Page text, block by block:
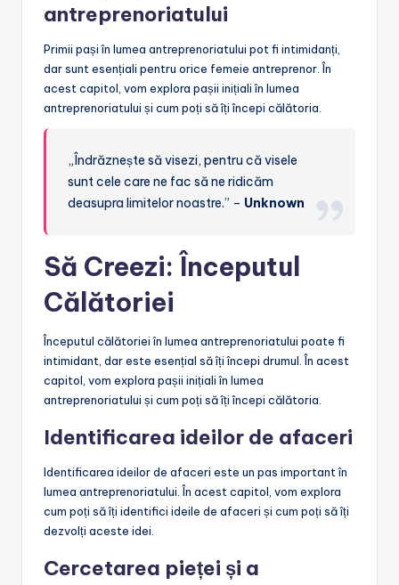
antreprenoriatului
Primii pași în lumea antreprenoriatului pot fi intimidanți,
dar sunt esențiali pentru orice femeie antreprenor. În
acest capitol, vom explora pașii inițiali în lumea
antreprenoriatului și cum poți să îți începi călătoria.
„Îndrăznește să visezi, pentru că visele
sunt cele care ne fac să ne ridicăm
deasupra limitelor noastre.” – Unknown
Să Creezi: Începutul
Călătoriei
Începutul călătoriei în lumea antreprenoriatului poate fi
intimidant, dar este esențial să îți începi drumul. În acest
capitol, vom explora pașii inițiali în lumea
antreprenoriatului și cum poți să îți începi călătoria.
Identificarea ideilor de afaceri
Identificarea ideilor de afaceri este un pas important în
lumea antreprenoriatului. În acest capitol, vom explora
cum poți să îți identifici ideile de afaceri și cum poți să îți
dezvolți aceste idei.
Cercetarea pieței și a